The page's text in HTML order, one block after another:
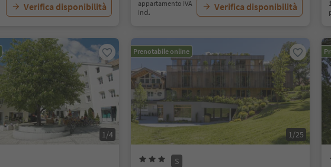
Verifica disponibilità
appartamento IVA
incl.
Verifica disponibilità
1/4
Prenotabile online
1/25
S